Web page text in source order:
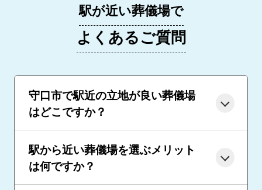
駅が近い葬儀場で
よくあるご質問
守口市で駅近の立地が良い葬儀場
はどこですか？
駅から近い葬儀場を選ぶメリット
は何ですか？